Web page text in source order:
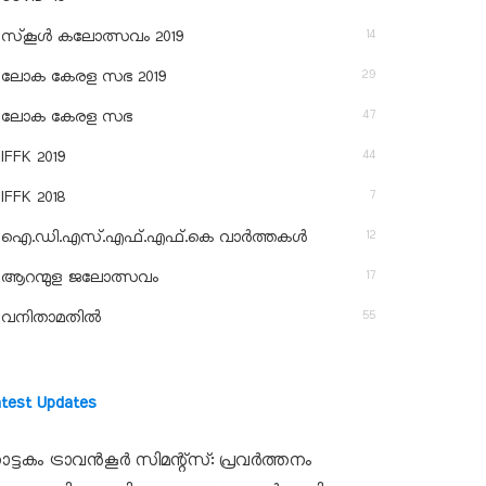
സ്‌കൂള്‍ കലോത്സവം 2019 14
ലോക കേരള സഭ 2019 29
ലോക കേരള സഭ 47
IFFK 2019 44
IFFK 2018 7
ഐ.ഡി.എസ്.എഫ്.എഫ്.കെ വാർത്തകൾ 12
ആറന്മുള ജലോത്സവം 17
വനിതാമതിൽ 55
Updates
ട്രാവൻകൂർ സിമന്റ്‌സ്: പ്രവർത്തനം